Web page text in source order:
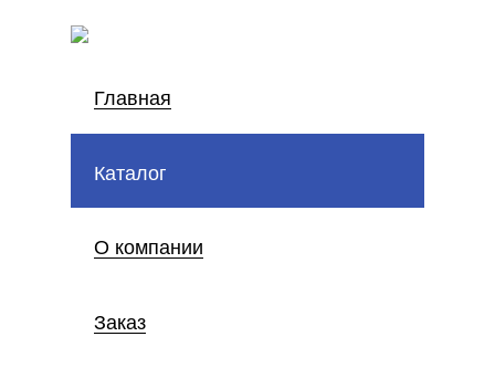
Главная
Каталог
О компании
Заказ